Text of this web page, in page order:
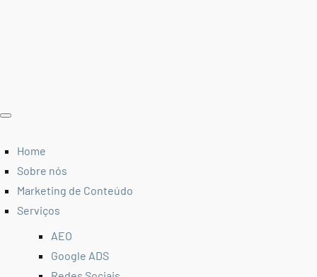
Home
Sobre nós
Marketing de Conteúdo
Serviços
AEO
Google ADS